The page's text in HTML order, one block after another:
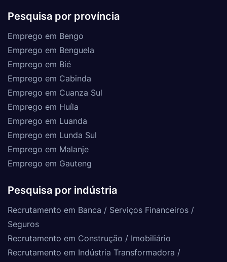
Pesquisa por província
Emprego em Bengo
Emprego em Benguela
Emprego em Bié
Emprego em Cabinda
Emprego em Cuanza Sul
Emprego em Huíla
Emprego em Luanda
Emprego em Lunda Sul
Emprego em Malanje
Emprego em Gauteng
Pesquisa por indústria
Recrutamento em Banca / Serviços Financeiros /
Seguros
Recrutamento em Construção / Imobiliário
Recrutamento em Indústria Transformadora /